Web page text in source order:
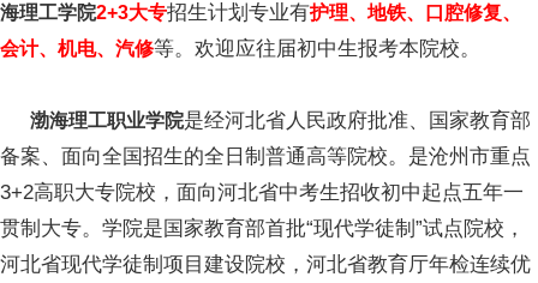
海理工学院2+3大专招生计划专业有护理、地铁、口腔修复、
会计、机电、汽修等。欢迎应往届初中生报考本院校。
渤海理工职业学院是经河北省人民政府批准、国家教育部
备案、面向全国招生的全日制普通高等院校。是沧州市重点
3+2高职大专院校，面向河北省中考生招收初中起点五年一
贯制大专。学院是国家教育部首批“现代学徒制”试点院校，
河北省现代学徒制项目建设院校，河北省教育厅年检连续优